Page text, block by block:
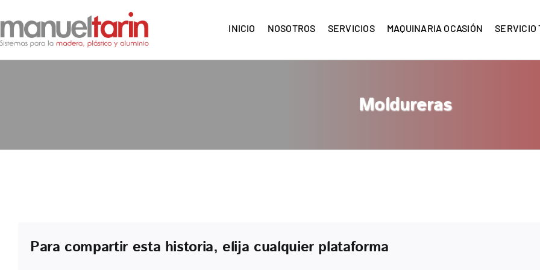
al
contenido
INICIO NOSOTROS SERVICIOS MAQUINARIA OCASIÓN SERVICIO
Moldureras
Para compartir esta historia, elija cualquier plataforma